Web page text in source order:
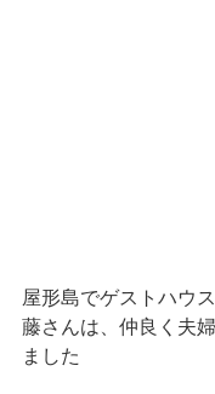
屋形島でゲストハウ
藤さんは、仲良く夫
ました